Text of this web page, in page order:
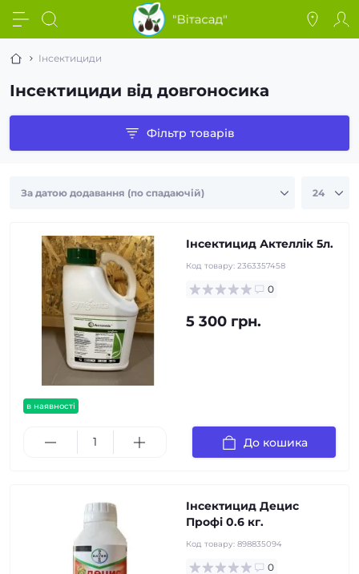
Інсектициди
Інсектициди від довгоносика
Фільтр товарів
в наявності
Інсектицид Актеллік 5л.
Код товару: 2363357458
0
5 300 грн.
До кошика
Інсектицид Децис
Профі 0.6 кг.
Код товару: 898835094
0